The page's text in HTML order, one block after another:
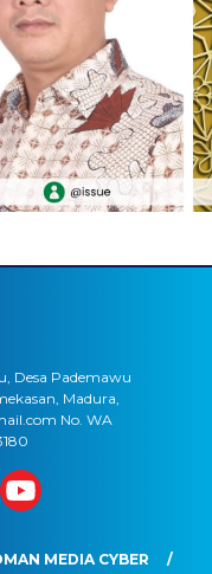
Desa Pademawu
Madura,
No. WA
MEDIA CYBER